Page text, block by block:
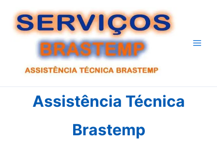
para
Assistência Técnica
Brastemp